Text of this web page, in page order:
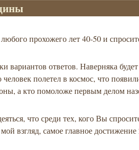
прохожего лет 40-50 и
вариантов ответов. Наверняка
человек полетел в космос, что
а кто помоложе первым делом
что среди тех, кого Вы
взгляд, самое главное достижение